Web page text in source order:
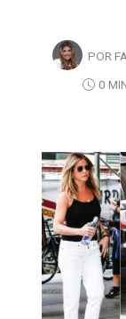
POR
0